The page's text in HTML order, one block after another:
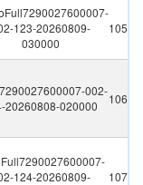
123-20260809-
030000
105
002-
20260808-020000
106
124-20260809-
107